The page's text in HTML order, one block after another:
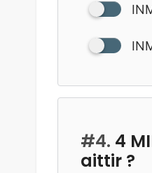
#4. 4
aittir ?